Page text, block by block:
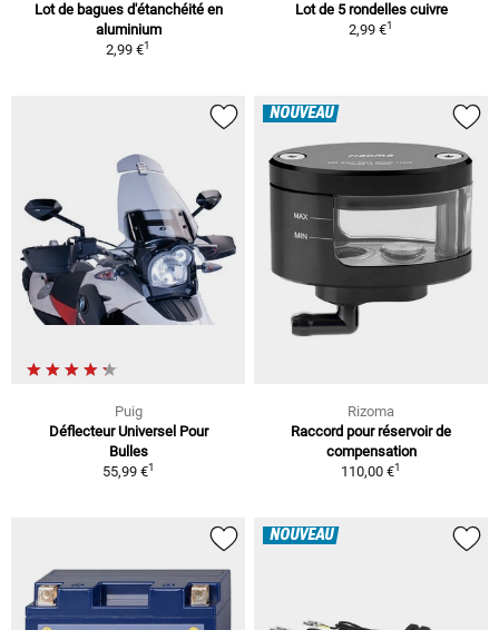
Lot de bagues d'étanchéité en
aluminium
2,99 €1
Lot de 5 rondelles cuivre
2,99 €1
Puig
Déflecteur Universel Pour
Bulles
55,99 €1
NOUVEAU
Rizoma
Raccord pour réservoir de
compensation
110,00 €1
NOUVEAU